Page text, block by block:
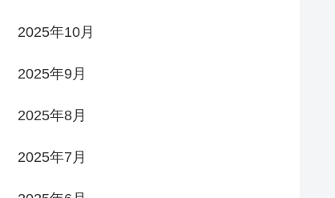
2025年10月
2025年9月
2025年8月
2025年7月